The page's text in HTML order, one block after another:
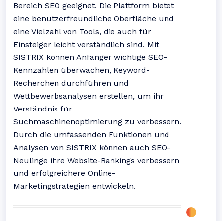
Bereich SEO geeignet. Die Plattform bietet
eine benutzerfreundliche Oberfläche und
eine Vielzahl von Tools, die auch für
Einsteiger leicht verständlich sind. Mit
SISTRIX können Anfänger wichtige SEO-
Kennzahlen überwachen, Keyword-
Recherchen durchführen und
Wettbewerbsanalysen erstellen, um ihr
Verständnis für
Suchmaschinenoptimierung zu verbessern.
Durch die umfassenden Funktionen und
Analysen von SISTRIX können auch SEO-
Neulinge ihre Website-Rankings verbessern
und erfolgreichere Online-
Marketingstrategien entwickeln.